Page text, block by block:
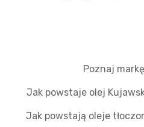
Poznaj
Jak powstaje olej
Jak powstają oleje